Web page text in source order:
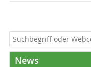
News